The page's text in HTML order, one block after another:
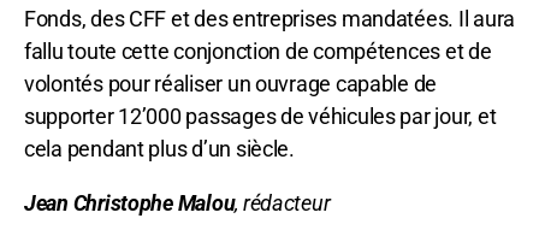
Fonds, des CFF et des entreprises mandatées. Il aura
fallu toute cette conjonction de compétences et de
volontés pour réaliser un ouvrage capable de
supporter 12’000 passages de véhicules par jour, et
cela pendant plus d’un siècle.
Jean Christophe Malou, rédacteur